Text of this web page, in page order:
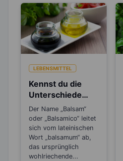
LEBENSMITTEL
Kennst du die
Unterschiede
beim Balsamico
Essig?
Der Name „Balsam“
oder „Balsamico“ leitet
sich vom lateinischen
Wort „balsamum“ ab,
das ursprünglich
wohlriechende...